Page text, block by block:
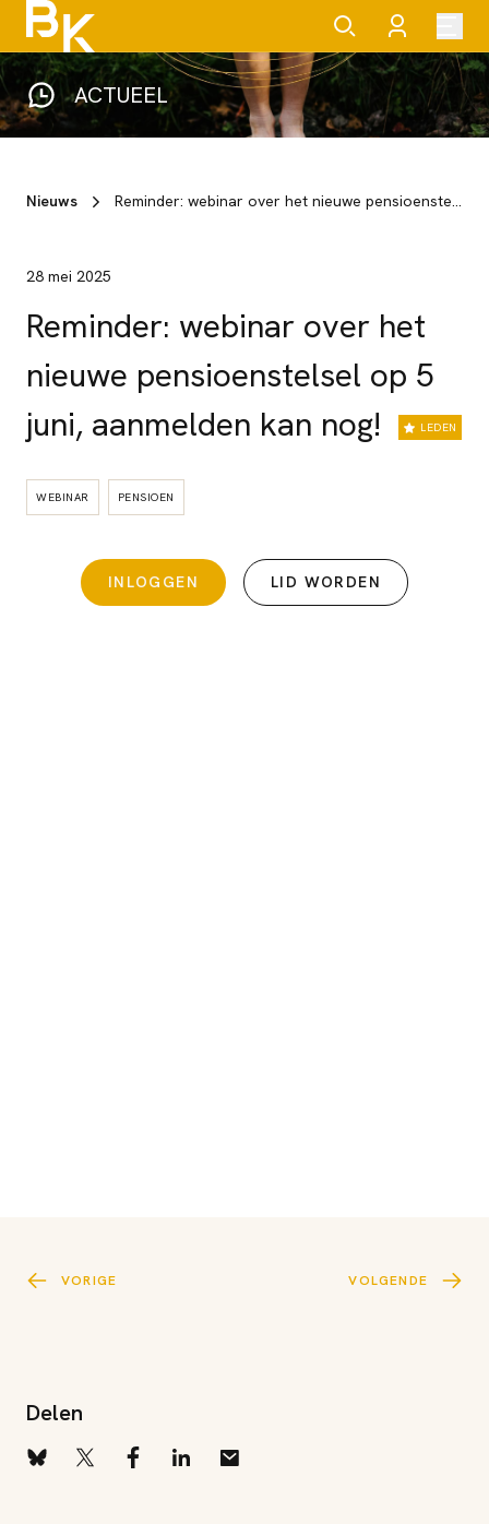
ACTUEEL
Nieuws Reminder: webinar over het nieuwe pensioenstelsel op 5 juni, aanmelden kan nog!
28 mei 2025
Reminder: webinar over het
nieuwe pensioenstelsel op 5
juni, aanmelden kan nog!
LEDEN
WEBINAR PENSIOEN
INLOGGEN LID WORDEN
VORIGE VOLGENDE
Delen